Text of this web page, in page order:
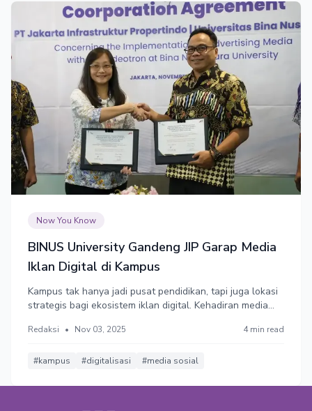
Now You Know
BINUS University Gandeng JIP Garap Media
Iklan Digital di Kampus
Kampus tak hanya jadi pusat pendidikan, tapi juga lokasi
strategis bagi ekosistem iklan digital. Kehadiran media
Nantinya, media ini akan menayangkan berbagai
lebih human interest.
Redaksi • Nov 03, 2025 4 min read
#kampus #digitalisasi #media sosial